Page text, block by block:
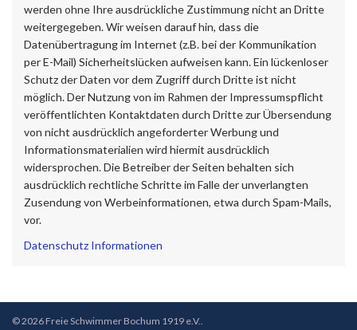
werden ohne Ihre ausdrückliche Zustimmung nicht an Dritte
weitergegeben. Wir weisen darauf hin, dass die
Datenübertragung im Internet (z.B. bei der Kommunikation
per E-Mail) Sicherheitslücken aufweisen kann. Ein lückenloser
Schutz der Daten vor dem Zugriff durch Dritte ist nicht
möglich. Der Nutzung von im Rahmen der Impressumspflicht
veröffentlichten Kontaktdaten durch Dritte zur Übersendung
von nicht ausdrücklich angeforderter Werbung und
Informationsmaterialien wird hiermit ausdrücklich
widersprochen. Die Betreiber der Seiten behalten sich
ausdrücklich rechtliche Schritte im Falle der unverlangten
Zusendung von Werbeinformationen, etwa durch Spam-Mails,
vor.
Datenschutz Informationen
© 2026 Freie Schwimmer Bochum 1919 e.V..